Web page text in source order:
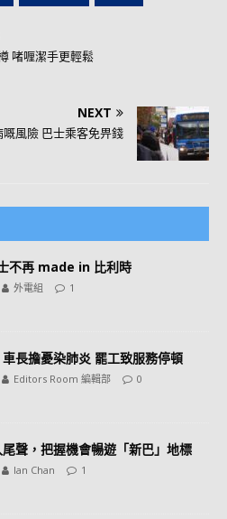
啫喱潔手更輕鬆
NEXT
嘅風險 巴士乘客免畀錢
不再 made in 比利時
外電組 1
車長擔憂染肺炎 罷工致服務停頓
Editors Room 編輯部 0
聲，把握機會暢遊「新巴」地標
Ian Chan 1